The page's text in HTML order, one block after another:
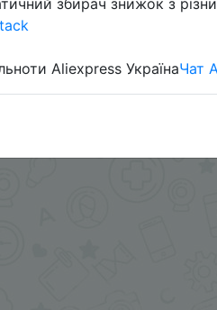
збирач знижок з
Aliexpress УкраїнаЧат